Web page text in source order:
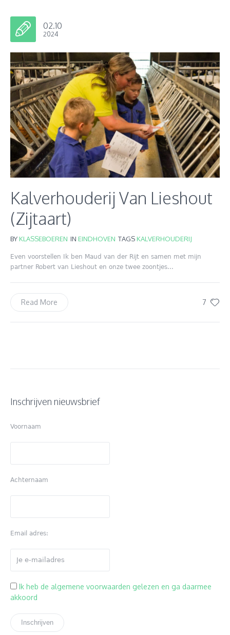
02.10
2024
Kalverhouderij Van Lieshout
(Zijtaart)
BYKLASSEBOEREN IN EINDHOVEN TAGSKALVERHOUDERIJ
Even voorstellen Ik ben Maud van der Rijt en samen met mijn
partner Robert van Lieshout en onze twee zoontjes...
7
Read More
Inschrijven nieuwsbrief
Voornaam
Achternaam
Email adres:
Ik heb de algemene voorwaarden gelezen en ga daarmee
akkoord